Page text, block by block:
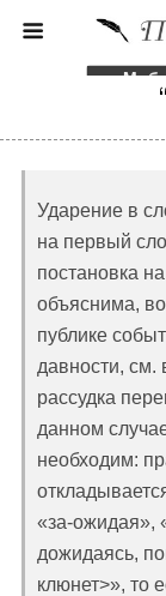
Моб.
Ударение в
на первый
постановка
объяснима,
публике
давности, см.
рассудка
данном
необходим:
«за-ожидая»,
дожидаясь,
клюнет>», то